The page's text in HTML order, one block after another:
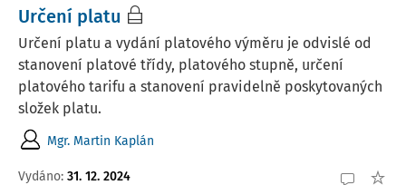
Určení platu
Určení platu a vydání platového výměru je odvislé od
stanovení platové třídy, platového stupně, určení
platového tarifu a stanovení pravidelně poskytovaných
složek platu.
Mgr. Martin Kaplán
Vydáno: 31. 12. 2024